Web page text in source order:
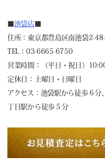
池袋店
住所：東京都豊島区南池袋2-
TEL：03-6665-6750
営業時間：（平日・祝日）
定休日：土曜日・日曜日
アクセス：池袋駅から徒歩６
丁目駅から徒歩５分